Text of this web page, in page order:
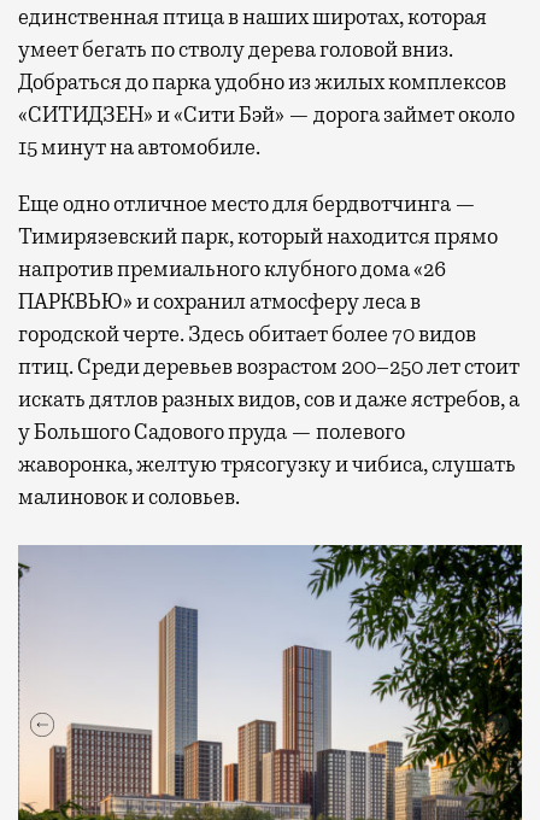
единственная птица в наших широтах, которая
умеет бегать по стволу дерева головой вниз.
Добраться до парка удобно из жилых комплексов
«СИТИДЗЕН» и «Сити Бэй» — дорога займет около
15 минут на автомобиле.
Еще одно отличное место для бердвотчинга —
Тимирязевский парк, который находится прямо
напротив премиального клубного дома «26
ПАРКВЬЮ» и сохранил атмосферу леса в
городской черте. Здесь обитает более 70 видов
птиц. Среди деревьев возрастом 200–250 лет стоит
искать дятлов разных видов, сов и даже ястребов, а
у Большого Садового пруда — полевого
жаворонка, желтую трясогузку и чибиса, слушать
малиновок и соловьев.